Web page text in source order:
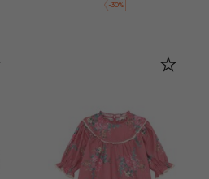
-30%